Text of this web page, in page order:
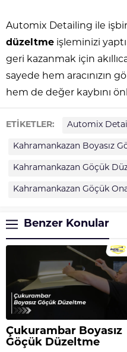
Automix Detailing ile
düzeltme işleminizi
geri kazanmak için
sayede hem aracınızın
hem de değer kaybını
ETİKETLER: Automix
Kahramankazan Boyasız
Kahramankazan Göçük
Kahramankazan Göçük
Benzer Konular
Çukurambar Boyasız
Göçük Düzeltme